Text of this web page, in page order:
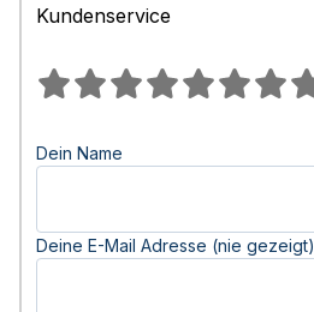
Kundenservice
Dein Name
Deine E-Mail Adresse (nie gezeigt)